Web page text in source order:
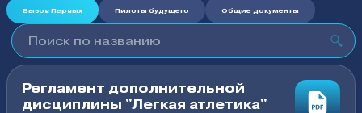
Вызов Первых Пилоты будущего Общие документы
Регламент дополнительной
дисциплины "Легкая атлетика"